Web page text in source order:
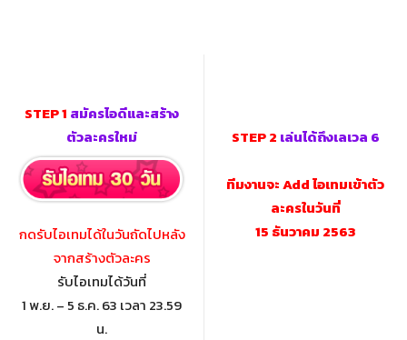
STEP 1 สมัครไอดีและสร้าง
ตัวละครใหม่
กดรับไอเทมได้ในวันถัดไปหลัง
จากสร้างตัวละคร
รับไอเทมได้วันที่
1 พ.ย. – 5 ธ.ค. 63 เวลา 23.59
น.
STEP 2 เล่นได้ถึงเลเวล 6
ทีมงานจะ Add ไอเทมเข้าตัว
ละครในวันที่
15 ธันวาคม 2563